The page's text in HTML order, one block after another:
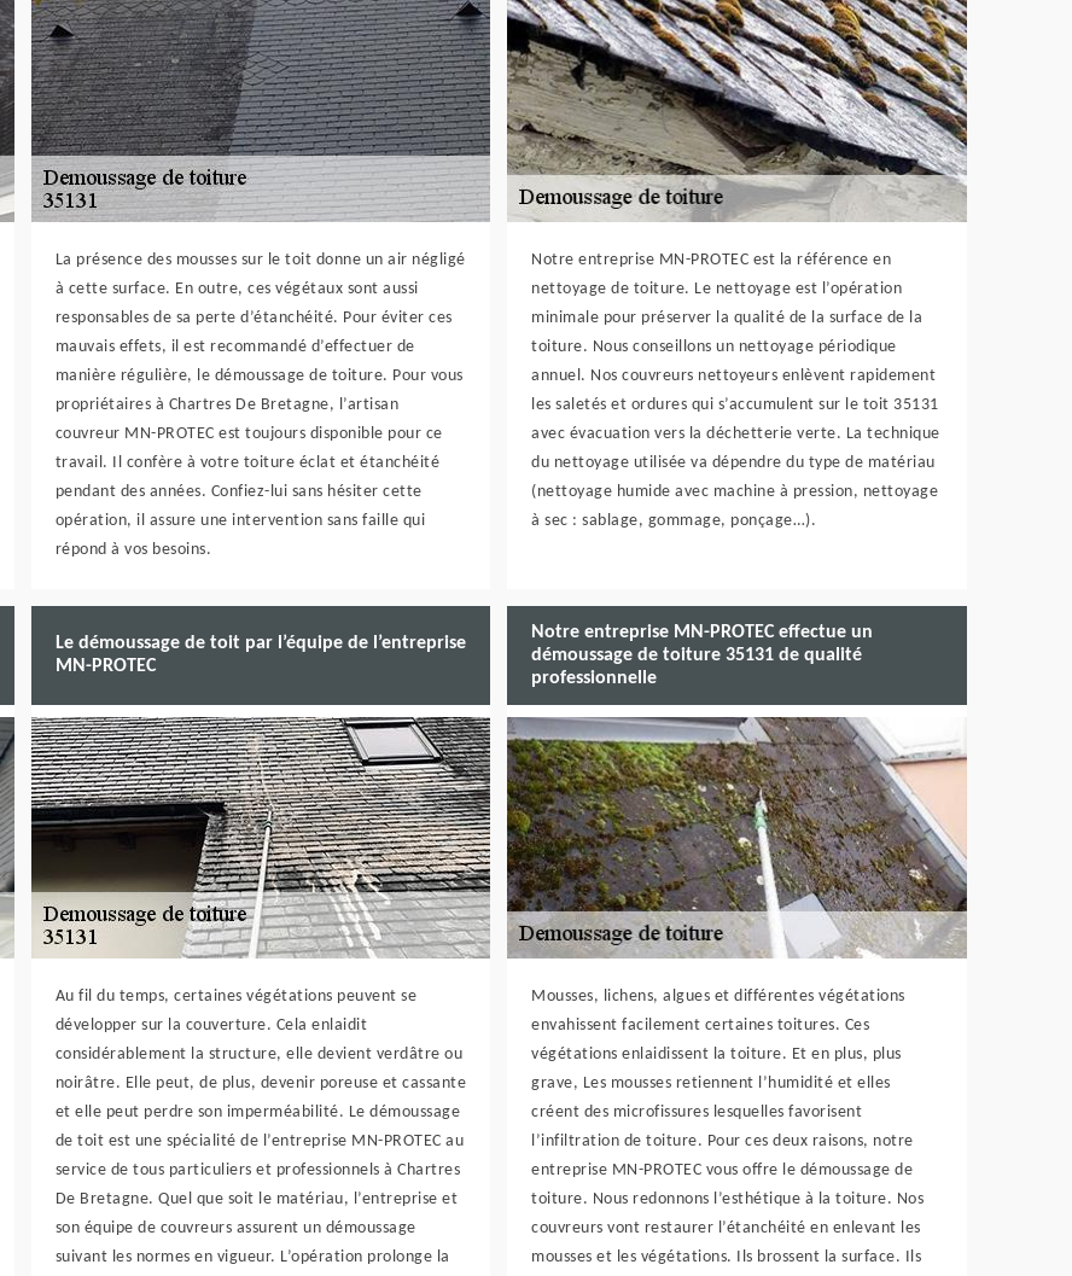
La présence des mousses sur le toit donne un air négligé
à cette surface. En outre, ces végétaux sont aussi
responsables de sa perte d’étanchéité. Pour éviter ces
mauvais effets, il est recommandé d’effectuer de
manière régulière, le démoussage de toiture. Pour vous
propriétaires à Chartres De Bretagne, l’artisan
couvreur MN-PROTEC est toujours disponible pour ce
travail. Il confère à votre toiture éclat et étanchéité
pendant des années. Confiez-lui sans hésiter cette
opération, il assure une intervention sans faille qui
répond à vos besoins.
Notre entreprise MN-PROTEC est la référence en
nettoyage de toiture. Le nettoyage est l’opération
minimale pour préserver la qualité de la surface de la
toiture. Nous conseillons un nettoyage périodique
annuel. Nos couvreurs nettoyeurs enlèvent rapidement
les saletés et ordures qui s’accumulent sur le toit 35131
avec évacuation vers la déchetterie verte. La technique
du nettoyage utilisée va dépendre du type de matériau
(nettoyage humide avec machine à pression, nettoyage
à sec : sablage, gommage, ponçage…).
Le démoussage de toit par l’équipe de l’entreprise
MN-PROTEC
Au fil du temps, certaines végétations peuvent se
développer sur la couverture. Cela enlaidit
considérablement la structure, elle devient verdâtre ou
noirâtre. Elle peut, de plus, devenir poreuse et cassante
et elle peut perdre son imperméabilité. Le démoussage
de toit est une spécialité de l’entreprise MN-PROTEC au
service de tous particuliers et professionnels à Chartres
De Bretagne. Quel que soit le matériau, l’entreprise et
son équipe de couvreurs assurent un démoussage
suivant les normes en vigueur. L’opération prolonge la
Notre entreprise MN-PROTEC effectue un
démoussage de toiture 35131 de qualité
professionnelle
Mousses, lichens, algues et différentes végétations
envahissent facilement certaines toitures. Ces
végétations enlaidissent la toiture. Et en plus, plus
grave, Les mousses retiennent l’humidité et elles
créent des microfissures lesquelles favorisent
l’infiltration de toiture. Pour ces deux raisons, notre
entreprise MN-PROTEC vous offre le démoussage de
toiture. Nous redonnons l’esthétique à la toiture. Nos
couvreurs vont restaurer l’étanchéité en enlevant les
mousses et les végétations. Ils brossent la surface. Ils